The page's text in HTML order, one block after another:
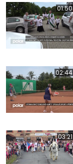
01:50
02:44
03:21